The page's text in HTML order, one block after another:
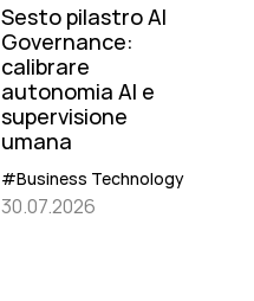
Sesto pilastro AI
Governance:
calibrare
autonomia AI e
supervisione
umana
#Business Technology
30.07.2026